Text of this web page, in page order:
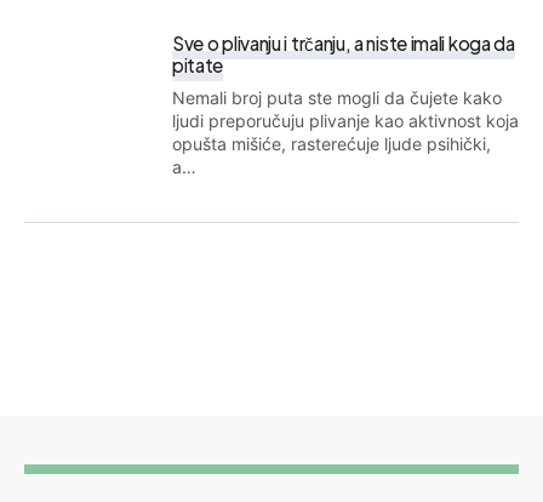
Sve o plivanju i trčanju, a niste imali koga da
pitate
Nemali broj puta ste mogli da čujete kako
ljudi preporučuju plivanje kao aktivnost koja
opušta mišiće, rasterećuje ljude psihički,
a…